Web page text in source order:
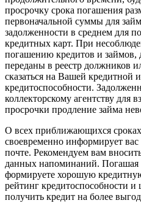
просрочку срока погашения
первоначальной суммы для
задолженности в среднем для
кредитных карт. При
погашению кредитов и займов,
переданы в реестр должников
сказаться на Вашей кредитной
кредитоспособности.
коллекторскому агентству для
просрочки продление займа
О всех приближающихся
своевременно информирует
почте. Рекомендуем вам
данных напоминаний. Погашая
формируете хорошую
рейтинг кредитоспособности
получить кредит на более